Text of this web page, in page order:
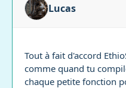
Lucas
Tout à fait d'accord
comme quand tu
chaque petite fonction